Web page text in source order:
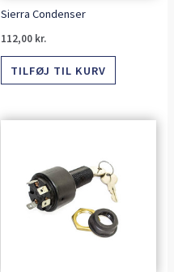
Sierra Condenser
112,00 kr.
TILFØJ TIL KURV